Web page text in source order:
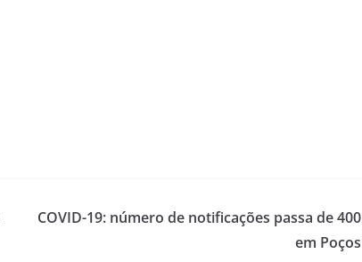
COVID-19: número de notificações passa de 400
em Poços